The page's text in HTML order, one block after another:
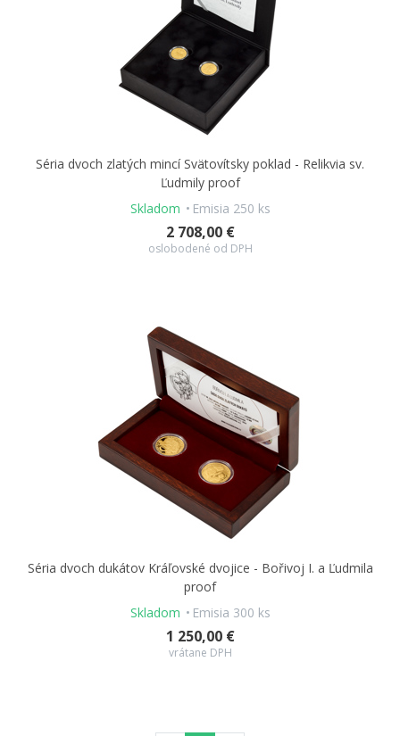
Séria dvoch zlatých mincí Svätovítsky poklad - Relikvia sv.
Ľudmily proof
Skladom
Emisia 250 ks
2 708,00 €
oslobodené od DPH
Séria dvoch dukátov Kráľovské dvojice - Bořivoj I. a Ľudmila
proof
Skladom
Emisia 300 ks
1 250,00 €
vrátane DPH